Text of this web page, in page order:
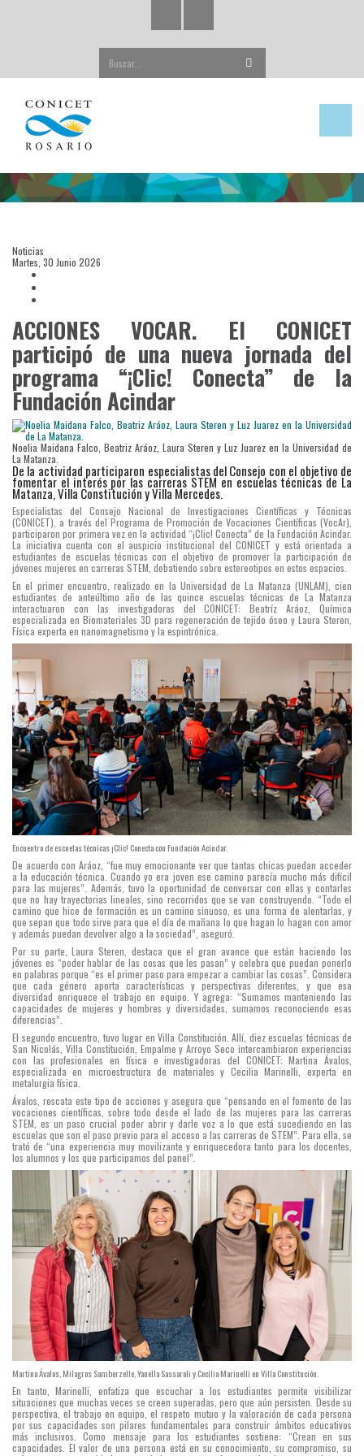
Noticias
Martes, 30 Junio 2026
ACCIONES VOCAR. El CONICET
participó de una nueva jornada del
programa “¡Clic! Conecta” de la
Fundación Acindar
Noelia Maidana Falco, Beatriz Aráoz, Laura Steren y Luz Juarez en la Universidad de
La Matanza.
De la actividad participaron especialistas del Consejo con el objetivo de
fomentar el interés por las carreras STEM en escuelas técnicas de La
Matanza, Villa Constitución y Villa Mercedes.
Especialistas del Consejo Nacional de Investigaciones Científicas y Técnicas
(CONICET), a través del Programa de Promoción de Vocaciones Científicas (VocAr),
participaron por primera vez en la actividad “¡Clic! Conecta” de la Fundación Acindar.
La iniciativa cuenta con el auspicio institucional del CONICET y está orientada a
estudiantes de escuelas técnicas con el objetivo de promover la participación de
jóvenes mujeres en carreras STEM, debatiendo sobre estereotipos en estos espacios.
En el primer encuentro, realizado en la Universidad de La Matanza (UNLAM), cien
estudiantes de anteúltimo año de las quince escuelas técnicas de La Matanza
interactuaron con las investigadoras del CONICET: Beatríz Aráoz, Química
especializada en Biomateriales 3D para regeneración de tejido óseo y Laura Steren,
Física experta en nanomagnetismo y la espintrónica.
Encuentro de escuelas técnicas ¡Clic! Conecta con Fundación Acindar.
De acuerdo con Aráoz, “fue muy emocionante ver que tantas chicas puedan acceder
a la educación técnica. Cuando yo era joven ese camino parecía mucho más difícil
para las mujeres”. Además, tuvo la oportunidad de conversar con ellas y contarles
que no hay trayectorias lineales, sino recorridos que se van construyendo. “Todo el
camino que hice de formación es un camino sinuoso, es una forma de alentarlas, y
que sepan que todo sirve para que el día de mañana lo que hagan lo hagan con amor
y además puedan devolver algo a la sociedad”, aseguró.
Por su parte, Laura Steren, destaca que el gran avance que están haciendo los
jóvenes es “poder hablar de las cosas que les pasan” y celebra que puedan ponerlo
en palabras porque “es el primer paso para empezar a cambiar las cosas”. Considera
que cada género aporta características y perspectivas diferentes, y que esa
diversidad enriquece el trabajo en equipo. Y agrega: “Sumamos manteniendo las
capacidades de mujeres y hombres y diversidades, sumamos reconociendo esas
diferencias”.
El segundo encuentro, tuvo lugar en Villa Constitución. Allí, diez escuelas técnicas de
San Nicolás, Villa Constitución, Empalme y Arroyo Seco intercambiaron experiencias
con las profesionales en física e investigadoras del CONICET: Martina Ávalos,
especializada en microestructura de materiales y Cecilia Marinelli, experta en
metalurgia física.
Ávalos, rescata este tipo de acciones y asegura que “pensando en el fomento de las
vocaciones científicas, sobre todo desde el lado de las mujeres para las carreras
STEM, es un paso crucial poder abrir y darle voz a lo que está sucediendo en las
escuelas que son el paso previo para el acceso a las carreras de STEM”. Para ella, se
trató de “una experiencia muy movilizante y enriquecedora tanto para los docentes,
los alumnos y los que participamos del panel”.
Martina Ávalos, Milagros Samberzelle, Yanella Sassaroli y Cecilia Marinelli en Villa Constitución.
En tanto, Marinelli, enfatiza que escuchar a los estudiantes permite visibilizar
situaciones que muchas veces se creen superadas, pero que aún persisten. Desde su
perspectiva, el trabajo en equipo, el respeto mutuo y la valoración de cada persona
por sus capacidades son pilares fundamentales para construir ámbitos educativos
más inclusivos. Como mensaje para los estudiantes sostiene: “Crean en sus
capacidades. El valor de una persona está en su conocimiento, su compromiso, su